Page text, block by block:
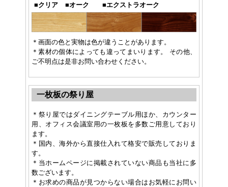
■クリア ■オーク ■エクストラオーク
＊画面の色と実物は色が違うことがあります。
＊素材の個体によっても違ってまいります。 その他、
ご不明点は是非お問い合わせください。
一枚板の祭り屋
＊祭り屋ではダイニングテーブル用ほか、カウンター
用、オフィス会議室用の一枚板を多数ご用意しており
ます。
＊国内、海外から直接仕入れて格安で販売しておりま
す。
＊当ホームページに掲載されていない商品も当社に多
数ございます。
＊お求めの商品が見つからない場合はお気軽にお問い